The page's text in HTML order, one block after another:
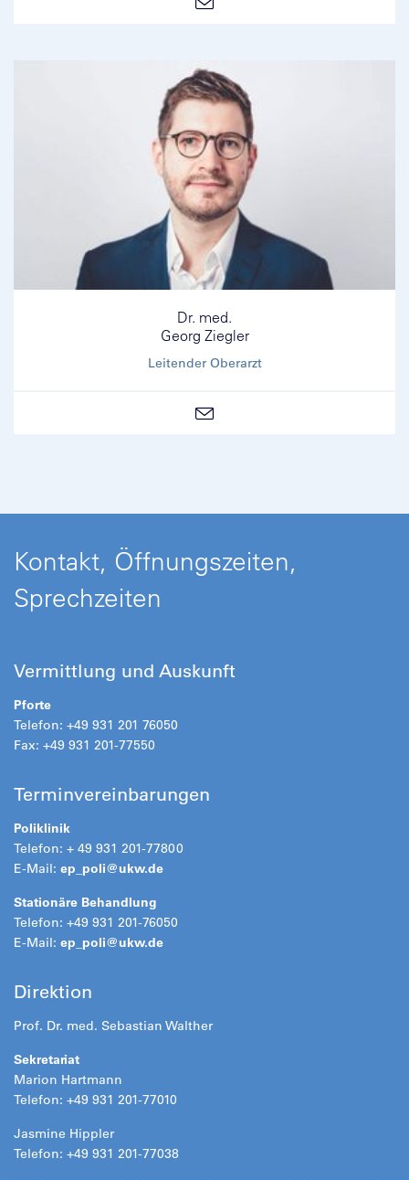
Dr. med.
Georg Ziegler
Leitender Oberarzt
Kontakt, Öffnungszeiten,
Sprechzeiten
Vermittlung und Auskunft
Pforte
Telefon: +49 931 201 76050
Fax: +49 931 201-77550
Terminvereinbarungen
Poliklinik
Telefon: + 49 931 201-77800
E-Mail: ep_poli@ukw.de
Stationäre Behandlung
Telefon: +49 931 201-76050
E-Mail: ep_poli@ukw.de
Direktion
Prof. Dr. med. Sebastian Walther
Sekretariat
Marion Hartmann
Telefon: +49 931 201-77010
Jasmine Hippler
Telefon: +49 931 201-77038